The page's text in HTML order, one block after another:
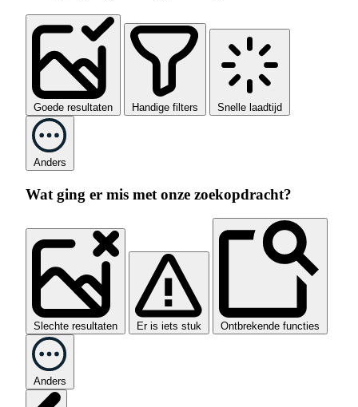
Goede resultaten Handige filters Snelle laadtijd
Anders
Wat ging er mis met onze zoekopdracht?
Slechte resultaten Er is iets stuk Ontbrekende functies
Anders